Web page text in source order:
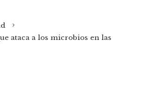
ataca a los microbios en las